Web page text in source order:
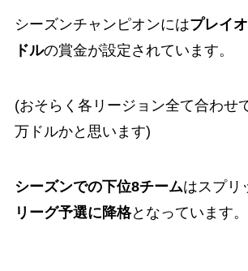
シーズンチャンピオンにはプレイ
ドルの賞金が設定されています。
(おそらく各リージョン全て合わせ
万ドルかと思います)
シーズンでの下位8チームはスプリ
リーグ予選に降格となっています。